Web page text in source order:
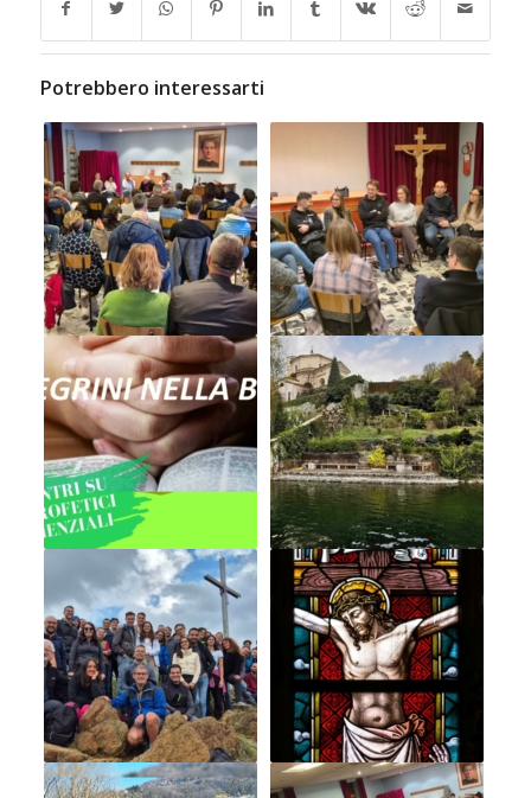
Potrebbero interessarti